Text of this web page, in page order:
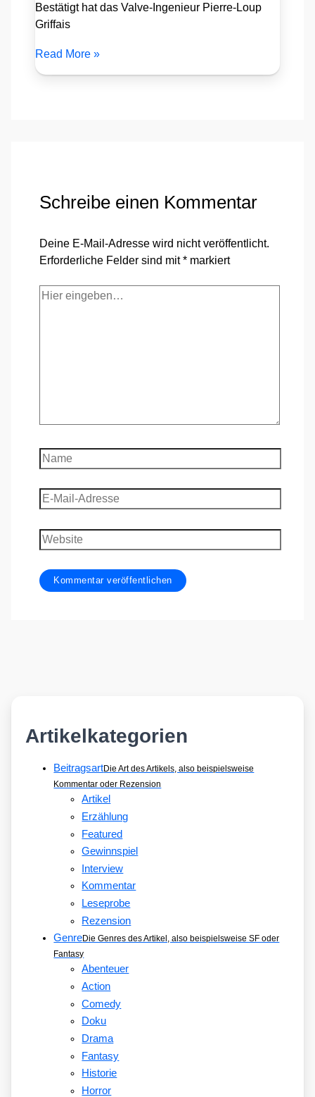
Bestätigt hat das Valve-Ingenieur Pierre-Loup
Griffais
Read More »
Schreibe einen Kommentar
Deine E-Mail-Adresse wird nicht veröffentlicht.
Erforderliche Felder sind mit* markiert
Hier
Name
E-
Mail-
Adresse
Website
Artikelkategorien
BeitragsartDie Art des Artikels, also beispielsweise
Kommentar oder Rezension
Artikel
Erzählung
Featured
Gewinnspiel
Interview
Kommentar
Leseprobe
Rezension
GenreDie Genres des Artikel, also beispielsweise SF oder
Fantasy
Abenteuer
Action
Comedy
Doku
Drama
Fantasy
Historie
Horror